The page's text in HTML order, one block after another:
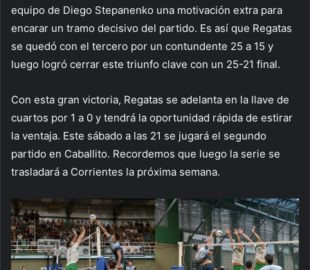
equipo de Diego Stepanenko una motivación extra para
encarar un tramo decisivo del partido. Es así que Regatas
se quedó con el tercero por un contundente 25 a 15 y
luego logró cerrar este triunfo clave con un 25-21 final.
Con esta gran victoria, Regatas se adelanta en la llave de
cuartos por 1 a 0 y tendrá la oportunidad rápida de estirar
la ventaja. Este sábado a las 21 se jugará el segundo
partido en Caballito. Recordemos que luego la serie se
trasladará a Corrientes la próxima semana.